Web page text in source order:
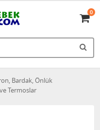
0
Bardak, Önlük
Termoslar